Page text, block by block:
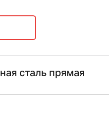
сталь прямая